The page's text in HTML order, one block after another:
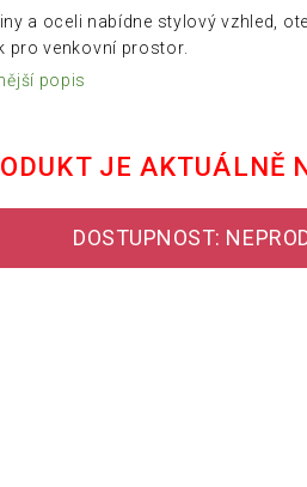
a oceli nabídne stylový vzhled,
pro venkovní prostor.
popis
JE AKTUÁLNĚ
DOSTUPNOST: